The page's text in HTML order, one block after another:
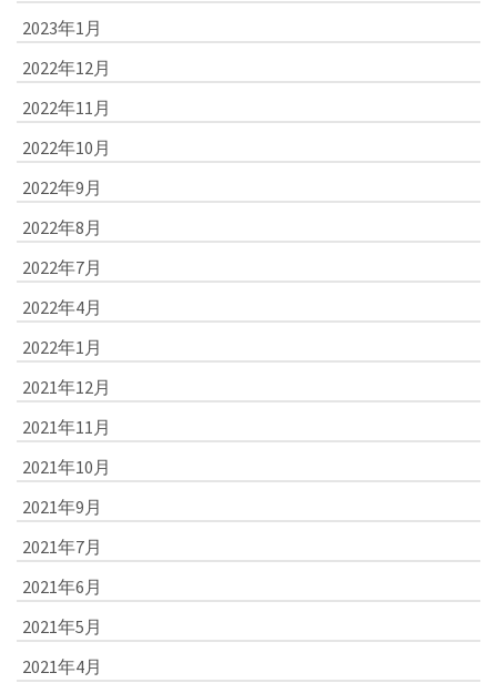
2023年1月
2022年12月
2022年11月
2022年10月
2022年9月
2022年8月
2022年7月
2022年4月
2022年1月
2021年12月
2021年11月
2021年10月
2021年9月
2021年7月
2021年6月
2021年5月
2021年4月